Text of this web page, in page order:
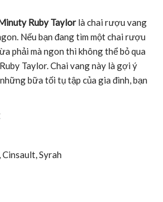
Ruby Taylor là chai rượu vang
Nếu bạn đang tìm một chai rượu
phải mà ngon thì không thể bỏ qua
Taylor. Chai vang này là gợi ý
bữa tối tụ tập của gia đình, bạn
Syrah